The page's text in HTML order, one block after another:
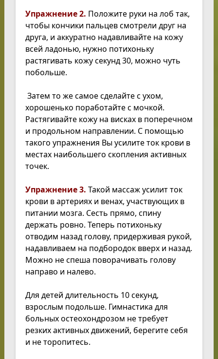
Упражнение 2. Положите руки на лоб так,
чтобы кончики пальцев смотрели друг на
друга, и аккуратно надавливайте на кожу
всей ладонью, нужно потихоньку
растягивать кожу секунд 30, можно чуть
побольше.
Затем то же самое сделайте с ухом,
хорошенько поработайте с мочкой.
Растягивайте кожу на висках в поперечном
и продольном направлении. С помощью
такого упражнения Вы усилите ток крови в
местах наибольшего скопления активных
точек.
Упражнение 3. Такой массаж усилит ток
крови в артериях и венах, участвующих в
питании мозга. Сесть прямо, спину
держать ровно. Теперь потихоньку
отводим назад голову, придерживая рукой,
надавливаем на подбородок вверх и назад.
Можно не спеша поворачивать голову
направо и налево.
Для детей длительность 10 секунд,
взрослым подольше. Гимнастика для
больных остеохондрозом не требует
резких активных движений, берегите себя
и не торопитесь.